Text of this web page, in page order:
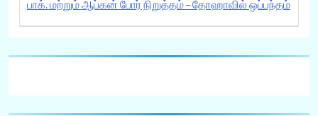
பாக். மற்றும் ஆப்கன் போர் நிறுத்தம் – தோஹாவில் ஒப்பந்தம்